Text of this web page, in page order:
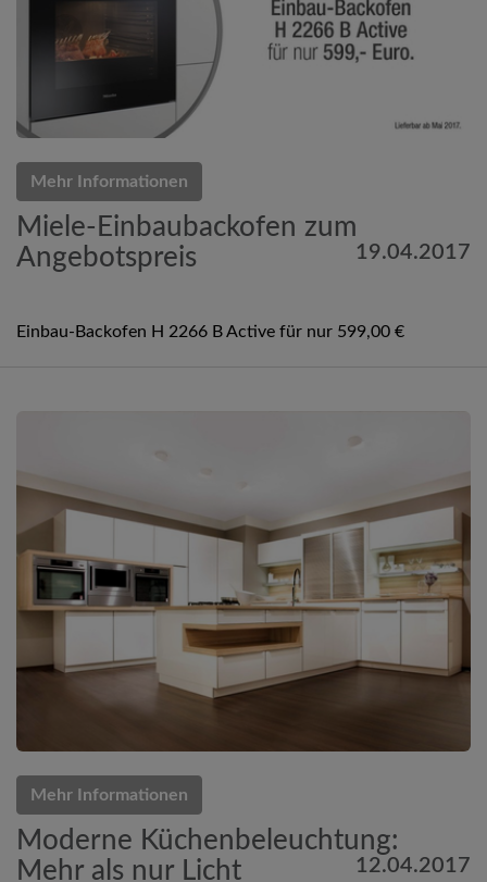
Mehr Informationen
Miele-Einbaubackofen zum
Angebotspreis
19.04.2017
Einbau-Backofen H 2266 B Active für nur 599,00 €
Mehr Informationen
Moderne Küchenbeleuchtung:
Mehr als nur Licht
12.04.2017